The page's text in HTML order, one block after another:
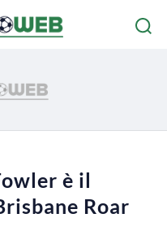
è il
Roar